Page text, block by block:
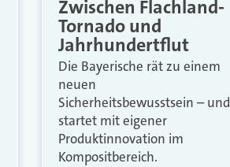
Zwischen Flachland-
Tornado und
Jahrhundertflut
Die Bayerische rät zu einem
neuen
Sicherheitsbewusstsein – und
startet mit eigener
Produktinnovation im
Kompositbereich.